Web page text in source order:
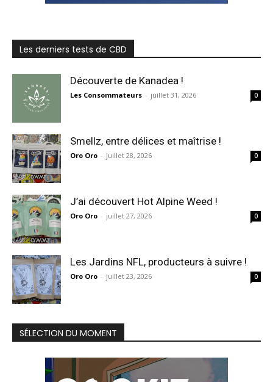
Les derniers tests de CBD
Découverte de Kanadea !
Les Consommateurs - juillet 31, 2026 0
Smellz, entre délices et maîtrise !
Oro Oro - juillet 28, 2026 0
J’ai découvert Hot Alpine Weed !
Oro Oro - juillet 27, 2026 0
Les Jardins NFL, producteurs à suivre !
Oro Oro - juillet 23, 2026 0
SÉLECTION DU MOMENT